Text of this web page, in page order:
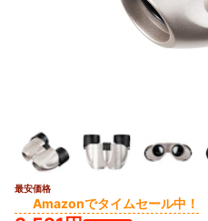
最安価格
Amazonでタイムセール中！